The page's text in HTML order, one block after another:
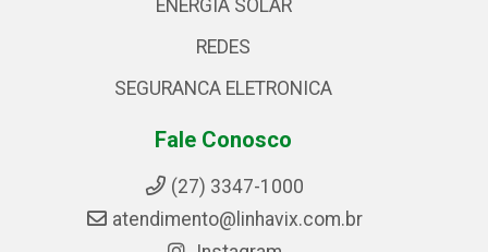
ENERGIA SOLAR
REDES
SEGURANCA ELETRONICA
Fale Conosco
(27) 3347-1000
atendimento@linhavix.com.br